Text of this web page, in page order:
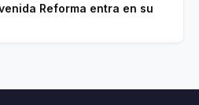
Reforma entra en su